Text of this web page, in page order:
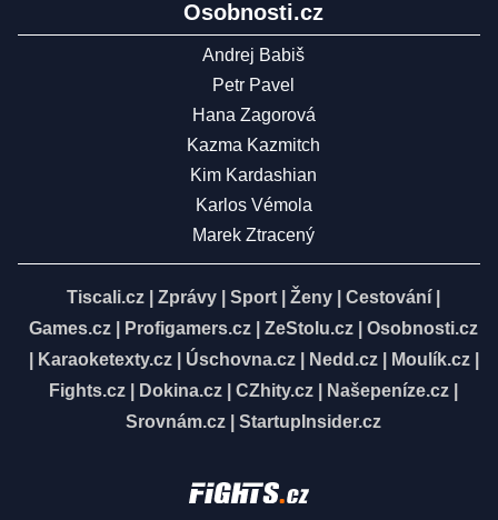
Osobnosti.cz
Andrej Babiš
Petr Pavel
Hana Zagorová
Kazma Kazmitch
Kim Kardashian
Karlos Vémola
Marek Ztracený
Tiscali.cz Zprávy Sport Ženy Cestování
Games.cz
Profigamers.cz ZeStolu.cz
Osobnosti.cz
Karaoketexty.cz| Úschovna.cz| Nedd.cz| Moulík.cz|
Fights.cz
Dokina.cz CZhity.cz Našepeníze.cz
Srovnám.cz
StartupInsider.cz